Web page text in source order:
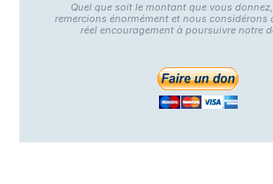
Quel que soit le montant que vous
remercions énormément et nous considérons
réel encouragement à poursuivre notre